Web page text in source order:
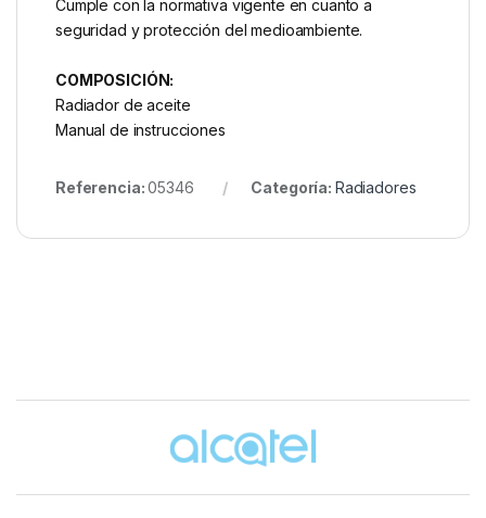
Cumple con la normativa vigente en cuanto a
seguridad y protección del medioambiente.
COMPOSICIÓN:
Radiador de aceite
Manual de instrucciones
Referencia:05346 Categoría: Radiadores